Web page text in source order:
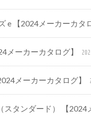
e 【2024メーカーカタ
メーカーカタログ】
メーカーカタログ】
スタンダード） 【2024